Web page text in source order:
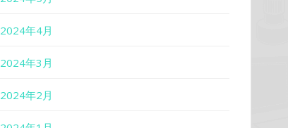
2024年4月
2024年3月
2024年2月